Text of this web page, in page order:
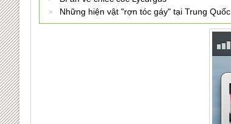
Những hiện vật "rợn tóc gáy" tại Trung Quốc